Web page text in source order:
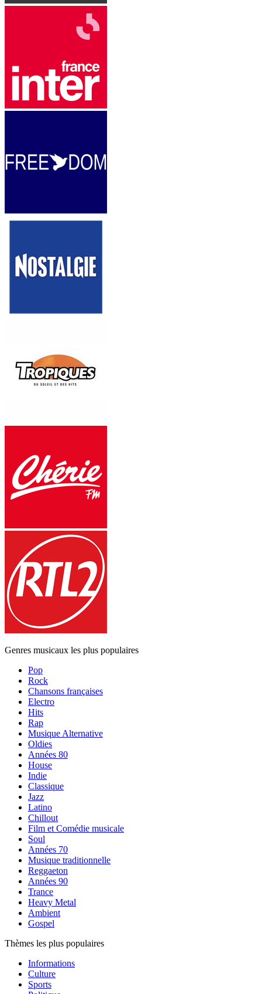
Genres musicaux les plus populaires
Pop
Rock
Chansons françaises
Electro
Hits
Rap
Musique Alternative
Oldies
Années 80
House
Indie
Classique
Jazz
Latino
Chillout
Film et Comédie musicale
Soul
Années 70
Musique traditionnelle
Reggaeton
Années 90
Trance
Heavy Metal
Ambient
Gospel
Thèmes les plus populaires
Informations
Culture
Sports